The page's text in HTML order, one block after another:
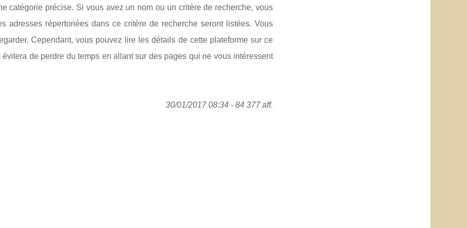
catégorie précise. Si vous avez un nom ou un critère de recherche, vous
adresses répertoriées dans ce critère de recherche seront listées. Vous
Cependant, vous pouvez lire les détails de cette plateforme sur ce
de perdre du temps en allant sur des pages qui ne vous intéressent
30/01/2017 08:34 - 84 377 aff.